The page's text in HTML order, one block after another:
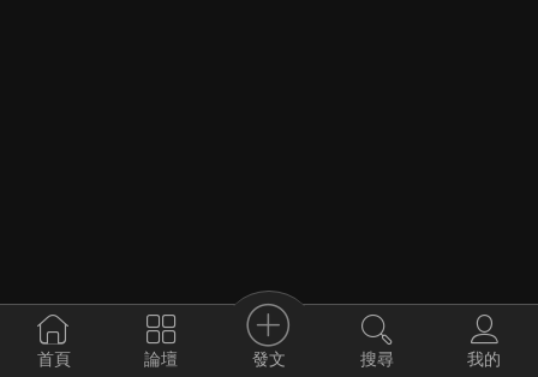
首頁 論壇 發文 搜尋 我的